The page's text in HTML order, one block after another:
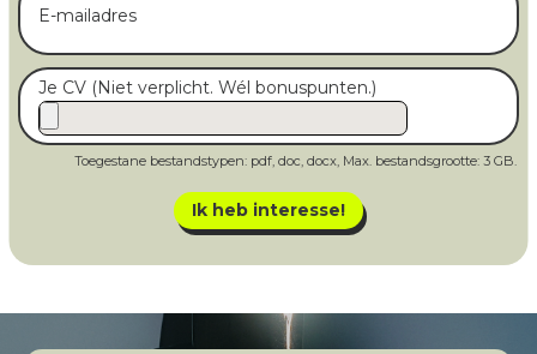
mailadres(Vereist)
Je CV (Niet verplicht. Wél bonuspunten.)
Toegestane bestandstypen: pdf, doc, docx, Max. bestandsgrootte: 3 GB.
Ik heb interesse!